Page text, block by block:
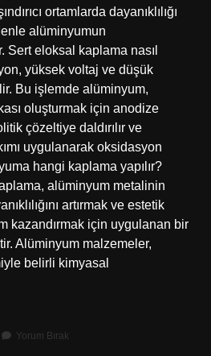
ortamlarda dayanıklılığı
alüminyumun
Sert eloksal kaplama nasıl
yüksek voltaj ve düşük
Bu işlemde alüminyum,
oluşturmak için anodize
çözeltiye daldırılır ve
uygulanarak oksidasyon
hangi kaplama yapılır?
alüminyum metalinin
artırmak ve estetik
kazandırmak için uygulanan bir
Alüminyum malzemeler,
belirli kimyasal
Yorum Bırak